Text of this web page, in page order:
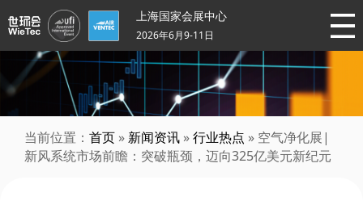
上海国家会展中心
2026年6月9-11日
当前位置： 首页 » 新闻资讯 »行业热点 » 空气净化展|
新风系统市场前瞻：突破瓶颈，迈向325亿美元新纪元